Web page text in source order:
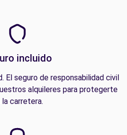
incluido
El seguro de responsabilidad civil
alquileres para protegerte
la carretera.